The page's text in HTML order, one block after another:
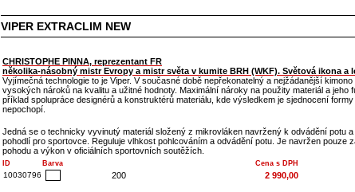
VIPER EXTRACLIM NEW
CHRISTOPHE PINNA, reprezentant FR
několika-násobný mistr Evropy a mistr světa v kumite BRH (WKF). Světová ikona a
Vyjímečná technologie to je Viper. V současné době nepřekonatelný a nejžádanější
vysokých nároků na kvalitu a užitné hodnoty. Maximální nároky na použity materiál a jeho
příklad spolupráce designérů a konstruktérů materiálu, kde výsledkem je sjednocení
nepochopí.
Jedná se o technicky vyvinutý materiál složený z mikrovláken navržený k odvádění potu
pohodlí pro sportovce. Reguluje vlhkost pohlcováním a odvádění potu. Je navržen pouze
pohodu a výkon v oficiálních sportovních soutěžích.
ID Barva Cena s DPH
10030796 200 2 990,00